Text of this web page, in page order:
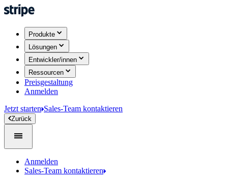
Produkte
Lösungen
Entwickler/innen
Ressourcen
Preisgestaltung
Anmelden
Jetzt starten Sales-Team kontaktieren
Zurück
Anmelden
Sales-Team kontaktieren